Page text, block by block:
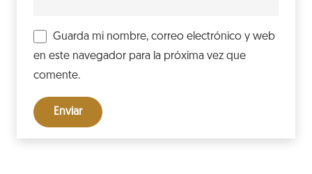
Guarda mi nombre, correo electrónico y web
en este navegador para la próxima vez que
comente.